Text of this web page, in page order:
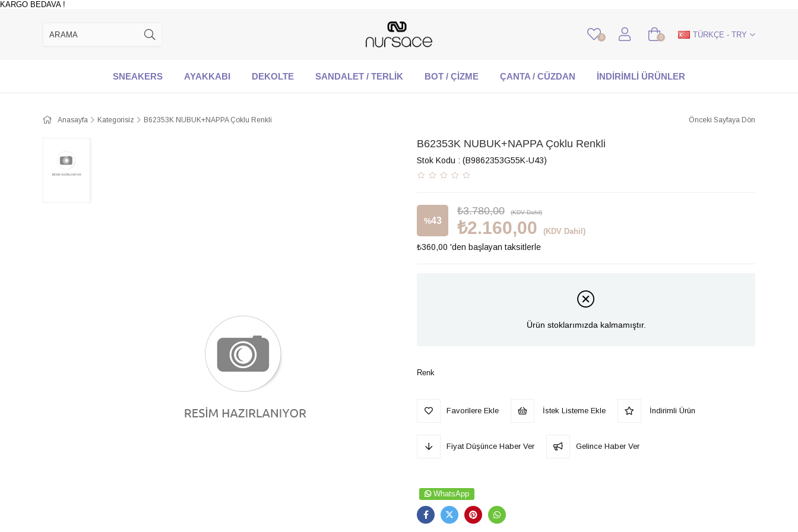
KARGO BEDAVA !
0 0 TÜRKÇE - TRY
SNEAKERS AYAKKABI DEKOLTE SANDALET / TERLİK BOT / ÇİZME ÇANTA / CÜZDAN İNDİRİMLİ ÜRÜNLER
Anasayfa Kategorisiz B62353K NUBUK+NAPPA Çoklu Renkli Önceki Sayfaya Dön
B62353K NUBUK+NAPPA Çoklu Renkli
Stok Kodu (B9862353G55K-U43)
%43
İndirim
₺3.780,00 (KDV Dahil)
₺2.160,00 (KDV Dahil)
₺360,00 'den başlayan taksitlerle
Ürün stoklarımızda kalmamıştır.
Renk
Favorilere Ekle İstek Listeme Ekle İndirimli Ürün
Fiyat Düşünce Haber Ver Gelince Haber Ver
WhatsApp